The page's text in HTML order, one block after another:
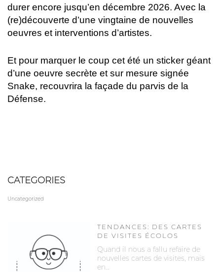
durer encore jusqu’en décembre 2026. Avec la
(re)découverte d’une vingtaine de nouvelles
oeuvres et interventions d’artistes.
Et pour marquer le coup cet été un sticker géant
d’une oeuvre secrète et sur mesure signée
Snake, recouvrira la façade du parvis de la
Défense.
CATEGORIES
Uncategorized
TENDANCES: DES CARTES
DE VISITES ÉCOLOS
Quand il nous a fallu refaire de
nouvelles cartes de visites, mais
en…